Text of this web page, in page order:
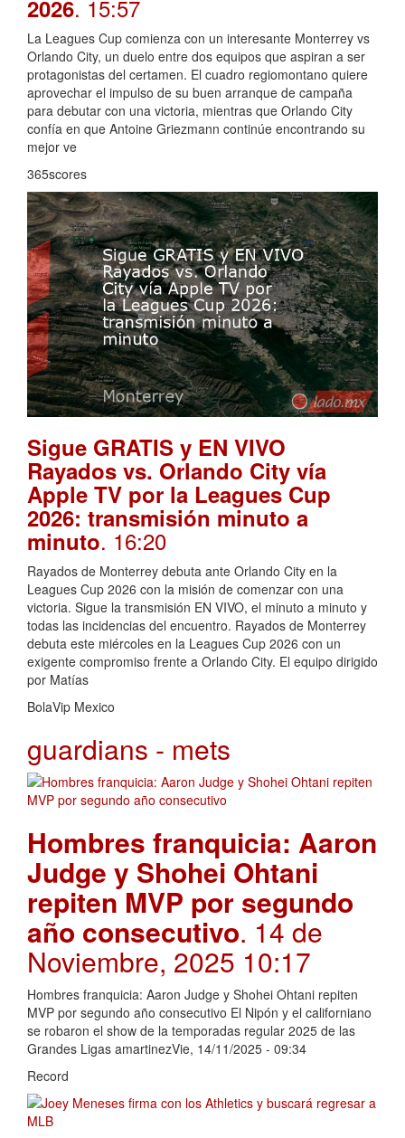
2026. 15:57
La Leagues Cup comienza con un interesante Monterrey vs
Orlando City, un duelo entre dos equipos que aspiran a ser
protagonistas del certamen. El cuadro regiomontano quiere
aprovechar el impulso de su buen arranque de campaña
para debutar con una victoria, mientras que Orlando City
confía en que Antoine Griezmann continúe encontrando su
mejor ve
365scores
Sigue GRATIS y EN VIVO
Rayados vs. Orlando City vía
Apple TV por la Leagues Cup
2026: transmisión minuto a
minuto. 16:20
Rayados de Monterrey debuta ante Orlando City en la
Leagues Cup 2026 con la misión de comenzar con una
victoria. Sigue la transmisión EN VIVO, el minuto a minuto y
todas las incidencias del encuentro. Rayados de Monterrey
debuta este miércoles en la Leagues Cup 2026 con un
exigente compromiso frente a Orlando City. El equipo dirigido
por Matías
BolaVip Mexico
guardians - mets
Hombres franquicia: Aaron
Judge y Shohei Ohtani
repiten MVP por segundo
año consecutivo. 14 de
Noviembre, 2025 10:17
Hombres franquicia: Aaron Judge y Shohei Ohtani repiten
MVP por segundo año consecutivo El Nipón y el californiano
se robaron el show de la temporadas regular 2025 de las
Grandes Ligas amartinezVie, 14/11/2025 - 09:34
Record